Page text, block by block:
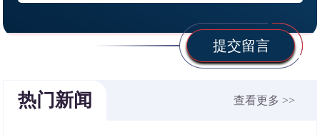
提交留言
热门新闻 查看更多 >>